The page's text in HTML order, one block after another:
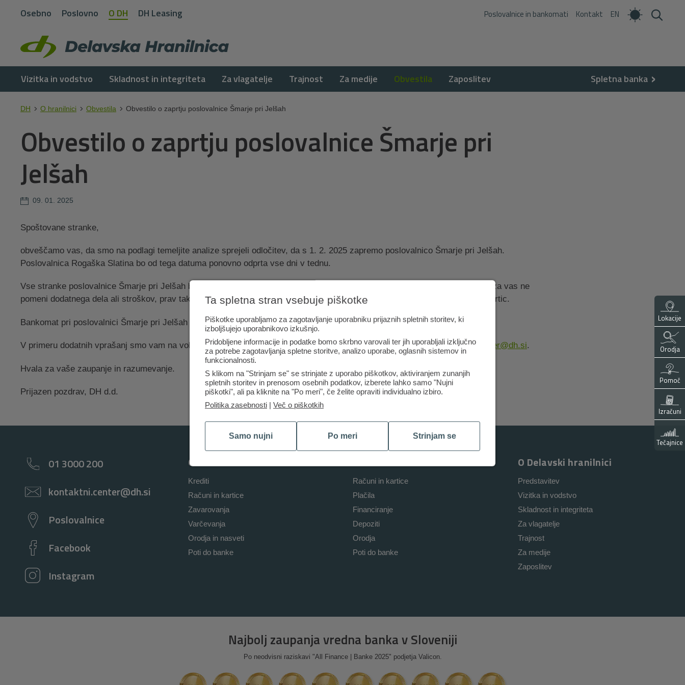
Osebno Poslovno O DH DH Leasing
Vizitka in vodstvo Skladnost in integriteta Za vlagatelje Trajnost Za medije Obvestila Zaposlitev
Poslovalnice in bankomati Kontakt EN
Spletna banka
DH O hranilnici Obvestila Obvestilo o zaprtju poslovalnice Šmarje pri Jelšah
Obvestilo o zaprtju poslovalnice Šmarje pri
Jelšah
09. 01. 2025
Spoštovane stranke,
obveščamo vas, da smo na podlagi temeljite analize sprejeli odločitev, da s 1. 2. 2025 zapremo poslovalnico Šmarje pri Jelšah.
Poslovalnica Rogaška Slatina bo od tega datuma ponovno odprta vse dni v tednu.
Vse stranke poslovalnice Šmarje pri Jelšah bodo samodejno prenesene v poslovalnico Rogaška Slatina. Prenos poslovanja za vas ne
pomeni dodatnega dela ali stroškov, prav tako ostajajo nespremenjene vse pogodbe, storitve, številke računov in plačilnih kartic.
Bankomat pri poslovalnici Šmarje pri Jelšah bo zaenkrat še naprej na voljo na obstoječi lokaciji.
V primeru dodatnih vprašanj smo vam na voljo v obeh poslovalnicah, na tel. št. 01 3000 200 ali na el. naslovukontaktni.center@dh.si.
Hvala za vaše zaupanje in razumevanje.
Prijazen pozdrav, DH d.d.
01 3000 200
kontaktni.center@dh.si
Poslovalnice
Facebook
Instagram
Osebno
Krediti
Računi in kartice
Zavarovanja
Varčevanja
Orodja in nasveti
Poti do banke
Poslovno
Računi in kartice
Plačila
Financiranje
Depoziti
Orodja
Poti do banke
O Delavski hranilnici
Predstavitev
Vizitka in vodstvo
Skladnost in integriteta
Za vlagatelje
Trajnost
Za medije
Zaposlitev
Najbolj zaupanja vredna banka v Sloveniji
Po neodvisni raziskavi "All Finance | Banke 2025" podjetja Valicon.
Lokacije
Orodja
Pomoč
Izračuni
Tečajnice
Ta spletna stran vsebuje piškotke
Piškotke uporabljamo za zagotavljanje uporabniku prijaznih spletnih storitev, ki
izboljšujejo uporabnikovo izkušnjo.
Pridobljene informacije in podatke bomo skrbno varovali ter jih uporabljali izključno
za potrebe zagotavljanja spletne storitve, analizo uporabe, oglasnih sistemov in
funkcionalnosti.
S klikom na "Strinjam se" se strinjate z uporabo piškotkov, aktiviranjem zunanjih
spletnih storitev in prenosom osebnih podatkov, izberete lahko samo "Nujni
piškotki", ali pa kliknite na "Po meri", če želite opraviti individualno izbiro.
Politika zasebnosti | Več o piškotkih
Samo nujni Po meri Strinjam se